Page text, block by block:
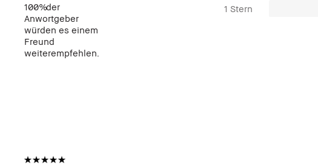
100%der
Anwortgeber
würden es einem
Freund
weiterempfehlen.
1 Stern